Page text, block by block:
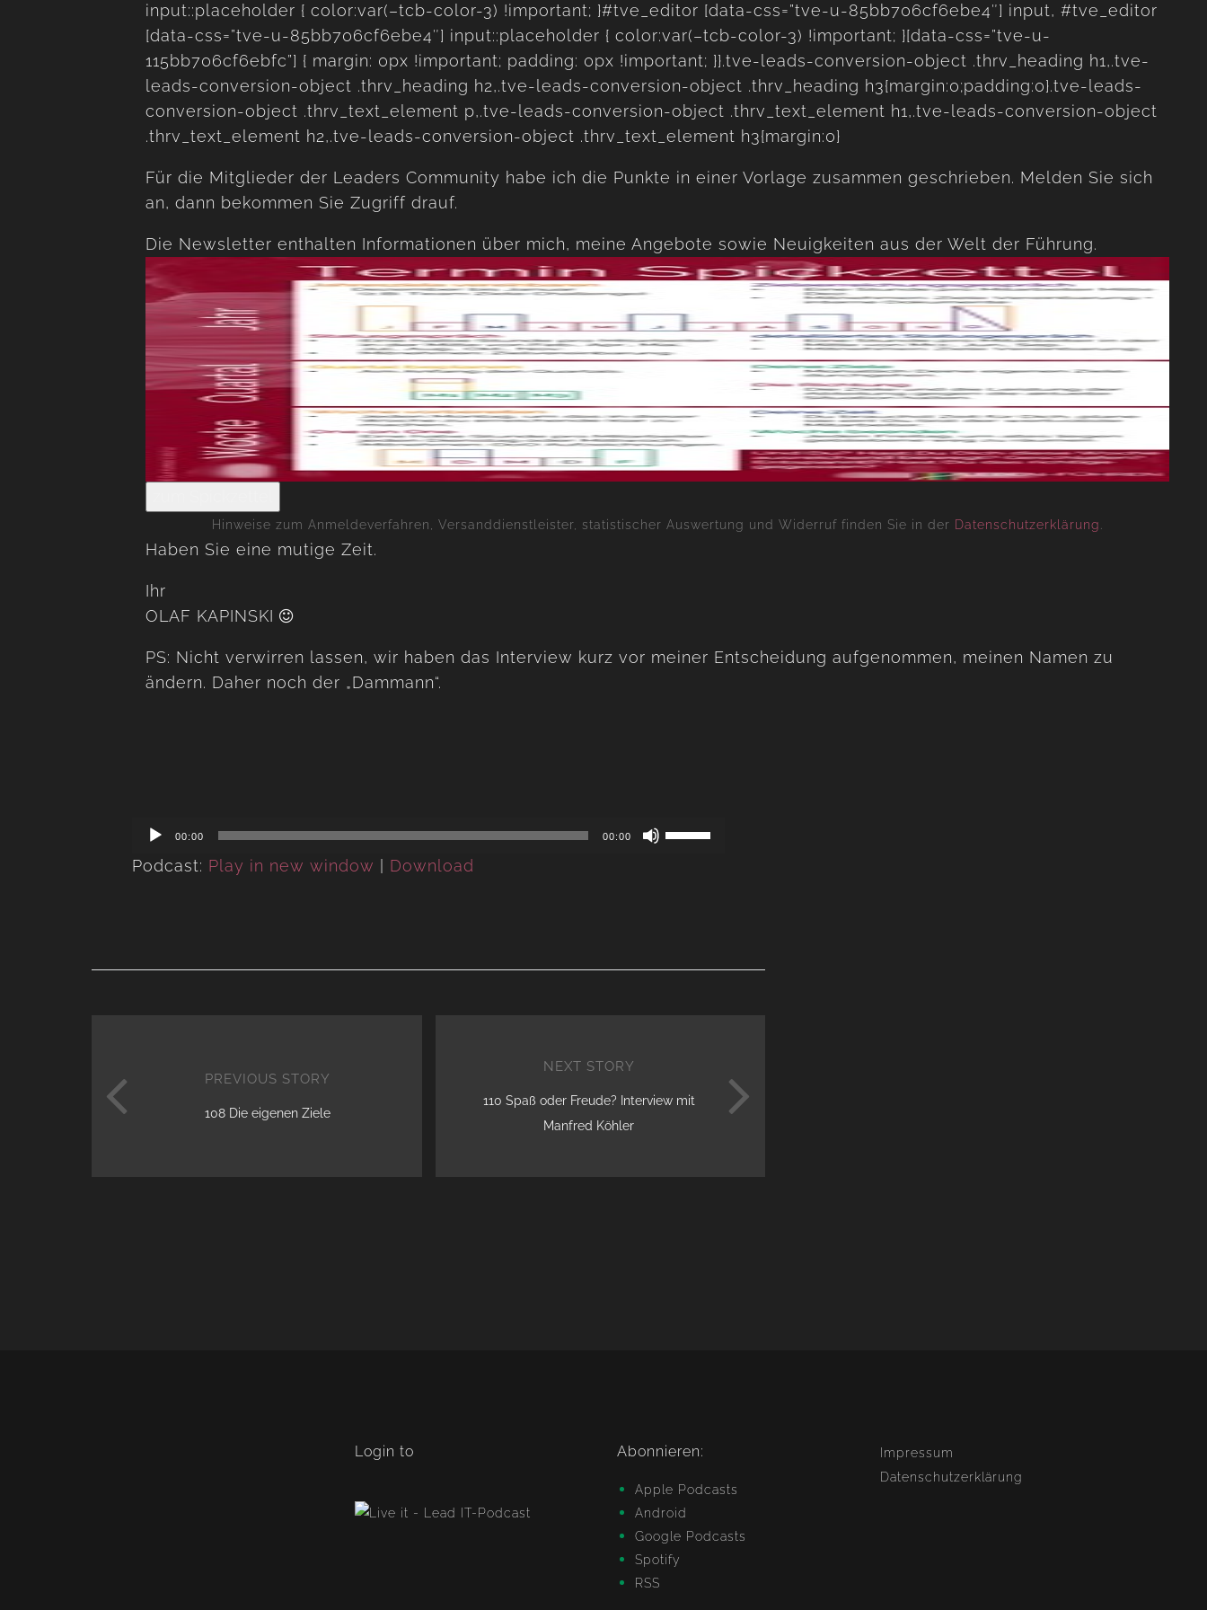
input::placeholder { color:var(–tcb-color-3) !important; }#tve_editor [data-css=”tve-u-85bb706cf6ebe4″] input, #tve_editor
[data-css=”tve-u-85bb706cf6ebe4″] input::placeholder { color:var(–tcb-color-3) !important; }[data-css=”tve-u-
115bb706cf6ebfc”] { margin: 0px !important; padding: 0px !important; }}.tve-leads-conversion-object .thrv_heading h1,.tve-
leads-conversion-object .thrv_heading h2,.tve-leads-conversion-object .thrv_heading h3{margin:0;padding:0}.tve-leads-
conversion-object .thrv_text_element p,.tve-leads-conversion-object .thrv_text_element h1,.tve-leads-conversion-object
.thrv_text_element h2,.tve-leads-conversion-object .thrv_text_element h3{margin:0}
Für die Mitglieder der Leaders Community habe ich die Punkte in einer Vorlage zusammen geschrieben. Melden Sie sich
an, dann bekommen Sie Zugriff drauf.
Die Newsletter enthalten Informationen über mich, meine Angebote sowie Neuigkeiten aus der Welt der Führung.
Hinweise zum Anmeldeverfahren, Versanddienstleister, statistischer Auswertung und Widerruf finden Sie in der Datenschutzerklärung
Haben Sie eine mutige Zeit.
Ihr
OLAF KAPINSKI
PS: Nicht verwirren lassen, wir haben das Interview kurz vor meiner Entscheidung aufgenommen, meinen Namen zu
ändern. Daher noch der „Dammann“.
Audio00:00 00:00
Use
Podcast: Play in new window Download
PREVIOUS STORY
108 Die eigenen Ziele
NEXT STORY
110 Spaß oder Freude? Interview mit
Manfred Köhler
Login to Abonnieren:
Apple Podcasts
Android
Google Podcasts
Spotify
RSS
Impressum
Datenschutzerklärung